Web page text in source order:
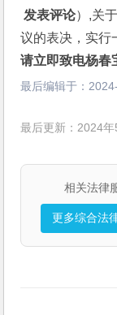
发表评论）,关
议的表决，实行
请立即致电杨春
最后编辑于：
最后更新：2024年
相关法律
更多综合法